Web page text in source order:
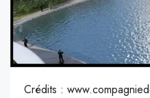
Crédits :